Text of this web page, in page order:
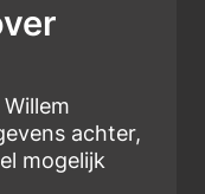
achter,
mogelijk